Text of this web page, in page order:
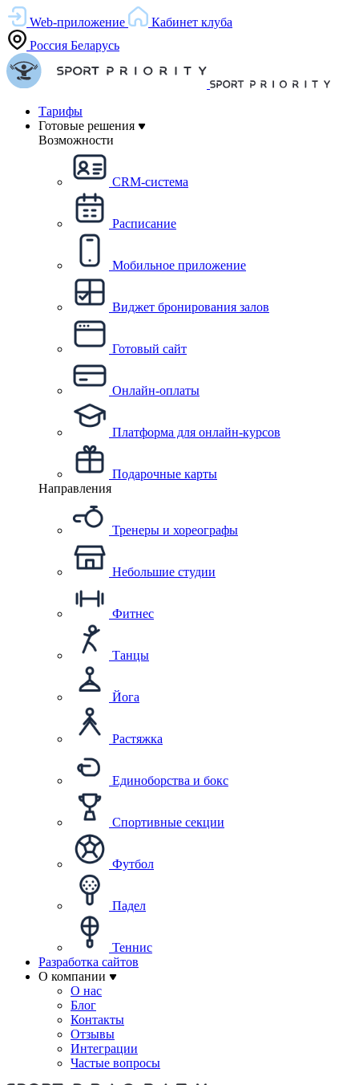
Web-приложение
Кабинет клуба
Россия Беларусь
Тарифы
Готовые решения
Возможности
CRM-система
Расписание
Мобильное приложение
Виджет бронирования залов
Готовый сайт
Онлайн-оплаты
Платформа для онлайн-курсов
Подарочные карты
Направления
Тренеры и хореографы
Небольшие студии
Фитнес
Танцы
Йога
Растяжка
Единоборства и бокс
Спортивные секции
Футбол
Падел
Теннис
Разработка сайтов
О компании
О нас
Блог
Контакты
Отзывы
Интеграции
Частые вопросы